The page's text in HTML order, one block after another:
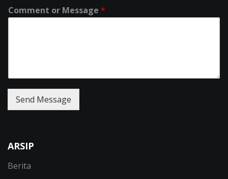
Comment or Message *
Send Message
ARSIP
Berita